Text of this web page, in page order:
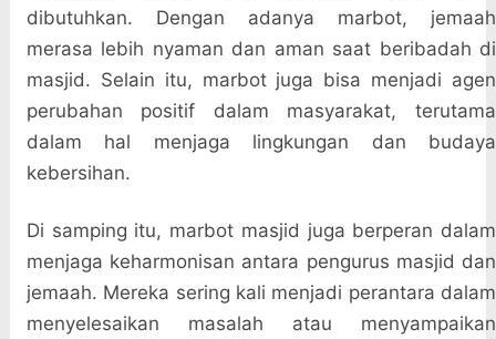
dibutuhkan. Dengan adanya marbot, jemaah
merasa lebih nyaman dan aman saat beribadah di
masjid. Selain itu, marbot juga bisa menjadi agen
perubahan positif dalam masyarakat, terutama
dalam hal menjaga lingkungan dan budaya
kebersihan.
Di samping itu, marbot masjid juga berperan dalam
menjaga keharmonisan antara pengurus masjid dan
jemaah. Mereka sering kali menjadi perantara dalam
menyelesaikan masalah atau menyampaikan